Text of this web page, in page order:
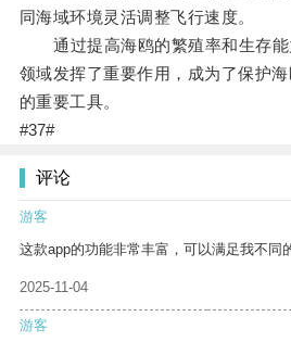
同海域环境灵活调整飞行速度。
通过提高海鸥的繁殖率和生存能
领域发挥了重要作用，成为了保护
的重要工具。
#37#
评论
游客
这款app的功能非常丰富，可以满足我不同
2025-11-04
游客